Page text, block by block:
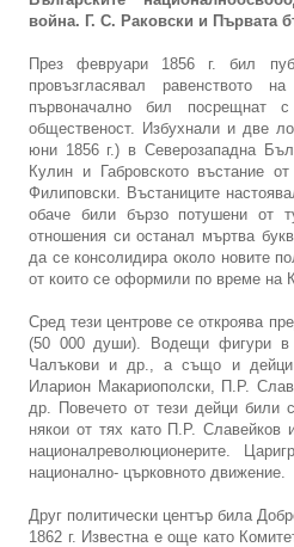
война. Г. С. Раковски и Първата
През февруари 1856 г. бил
провъзгласявал равенството
първоначално бил посрещнат
общественост. Избухнали и две
юни 1856 г.) в Северозападна
Кулин и Габровското въстание
Филиповски. Въстаниците
обаче били бързо потушени от
отношения си останал мъртва
да се консолидира около новите
от които се оформили по време на
Сред тези центрове се откроява
(50 000 души). Водещи фигури в
Чалъкови и др., а също и дейци
Иларион Макариополски, П.Р.
др. Повечето от тези дейци били
някои от тях като П.Р. Славейков
националреволюционерите.
национално- църковното движение.
Друг политически център била
1862 г. Известна е още като